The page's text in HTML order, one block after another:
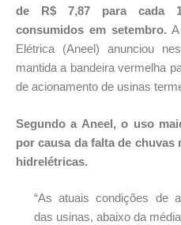
de R$ 7,87 para cada
consumidos em setembro.
Elétrica (Aneel) anunciou
mantida a bandeira vermelha
de acionamento de usinas
Segundo a Aneel, o uso
por causa da falta de
hidrelétricas.
“As atuais condições de
das usinas, abaixo da